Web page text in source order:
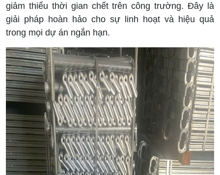
giảm thiểu thời gian chết trên công trường. Đây là
giải pháp hoàn hảo cho sự linh hoạt và hiệu quả
trong mọi dự án ngắn hạn.